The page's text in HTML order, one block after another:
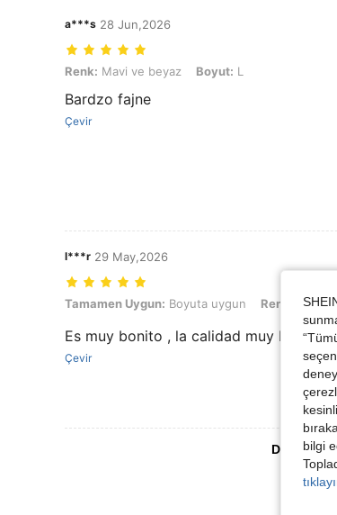
a***s 28 Jun,2026
Renk: Mavi ve beyaz, Boyut: L
Renk: Mavi ve beyaz Boyut: L
Bardzo fajne
Çevir
l***r 29 May,2026
Tamamen Uygun: Boyuta uygun, Renk: Mavi ve
Tamamen Uygun: Boyuta uygun Renk: Mavi
Es muy bonito , la calidad muy buena
Çevir
Dahabilgi